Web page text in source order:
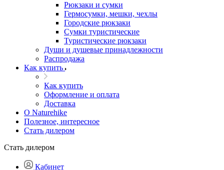
Рюкзаки и сумки
Гермосумки, мешки, чехлы
Городские рюкзаки
Сумки туристические
Туристические рюкзаки
Души и душевые принадлежности
Распродажа
Как купить
Как купить
Оформление и оплата
Доставка
О Naturehike
Полезное, интересное
Стать дилером
Стать дилером
Кабинет